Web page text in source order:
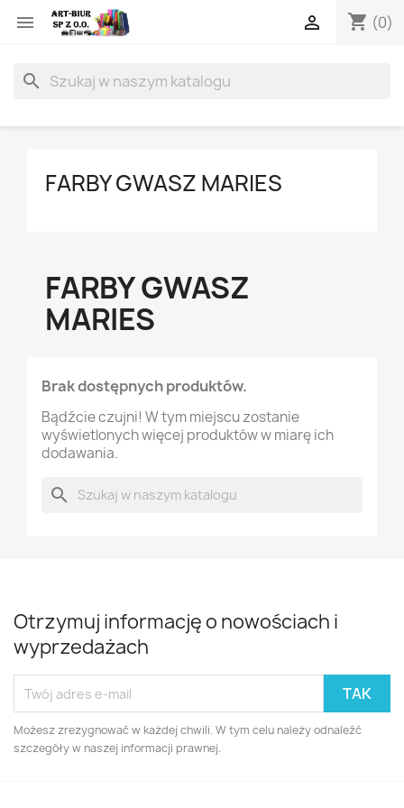
 shopping_cart (0)

search
FARBY GWASZ MARIES
FARBY GWASZ
MARIES
Brak dostępnych produktów.
Bądźcie czujni! W tym miejscu zostanie
wyświetlonych więcej produktów w miarę ich
dodawania.
search
Otrzymuj informację o nowościach i
wyprzedażach
Możesz zrezygnować w każdej chwili. W tym celu należy odnaleźć
szczegóły w naszej informacji prawnej.